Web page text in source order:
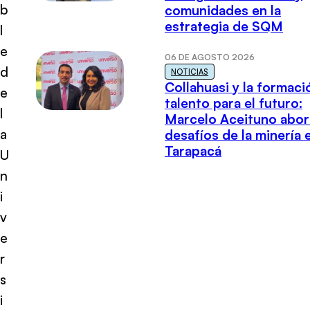
b
l
e
d
e
l
a
U
n
i
v
e
r
s
i
comunidades en la
estrategia de SQM
06 DE AGOSTO 2026
NOTICIAS
Collahuasi y la
talento para el futuro:
Marcelo Aceituno
desafíos de la minería
Tarapacá